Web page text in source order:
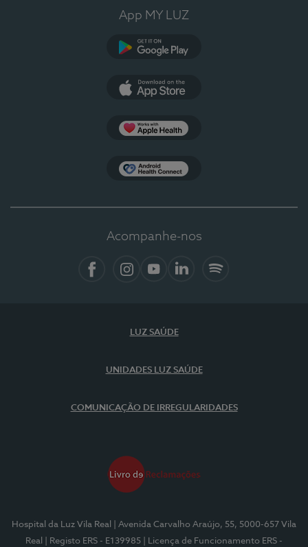
App MY LUZ
Acompanhe-nos
LUZ SAÚDE
UNIDADES LUZ SAÚDE
COMUNICAÇÃO DE IRREGULARIDADES
Hospital da Luz Vila Real
| Avenida Carvalho Araújo, 55, 5000-657 Vila
Real
| Registo ERS - E139985
| Licença de Funcionamento ERS -